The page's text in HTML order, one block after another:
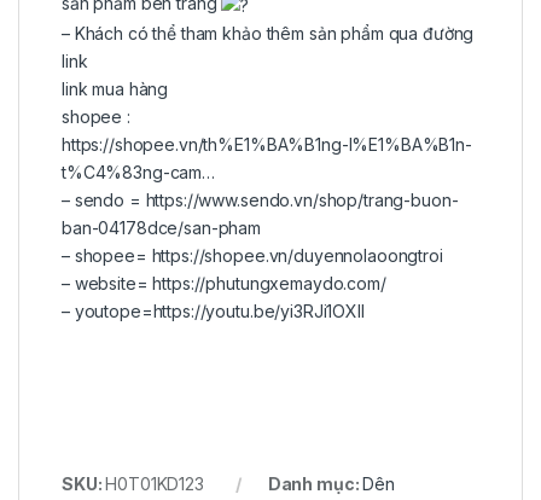
– Khách có thể tham khảo thêm sản phẩm qua đường
link
link mua hàng
shopee :
https://shopee.vn/th%E1%BA%B1ng-l%E1%BA%B1n-
t%C4%83ng-cam…
– sendo = https://www.sendo.vn/shop/trang-buon-
ban-04178dce/san-pham
– shopee= https://shopee.vn/duyennolaoongtroi
– website=https://phutungxemaydo.com/
– youtope=https://youtu.be/yi3RJi1OXII
SKU:H0T01KD123 Danh mục:Dên